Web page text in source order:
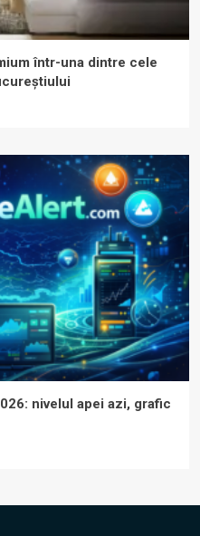
într-una dintre cele
nivelul apei azi, grafic